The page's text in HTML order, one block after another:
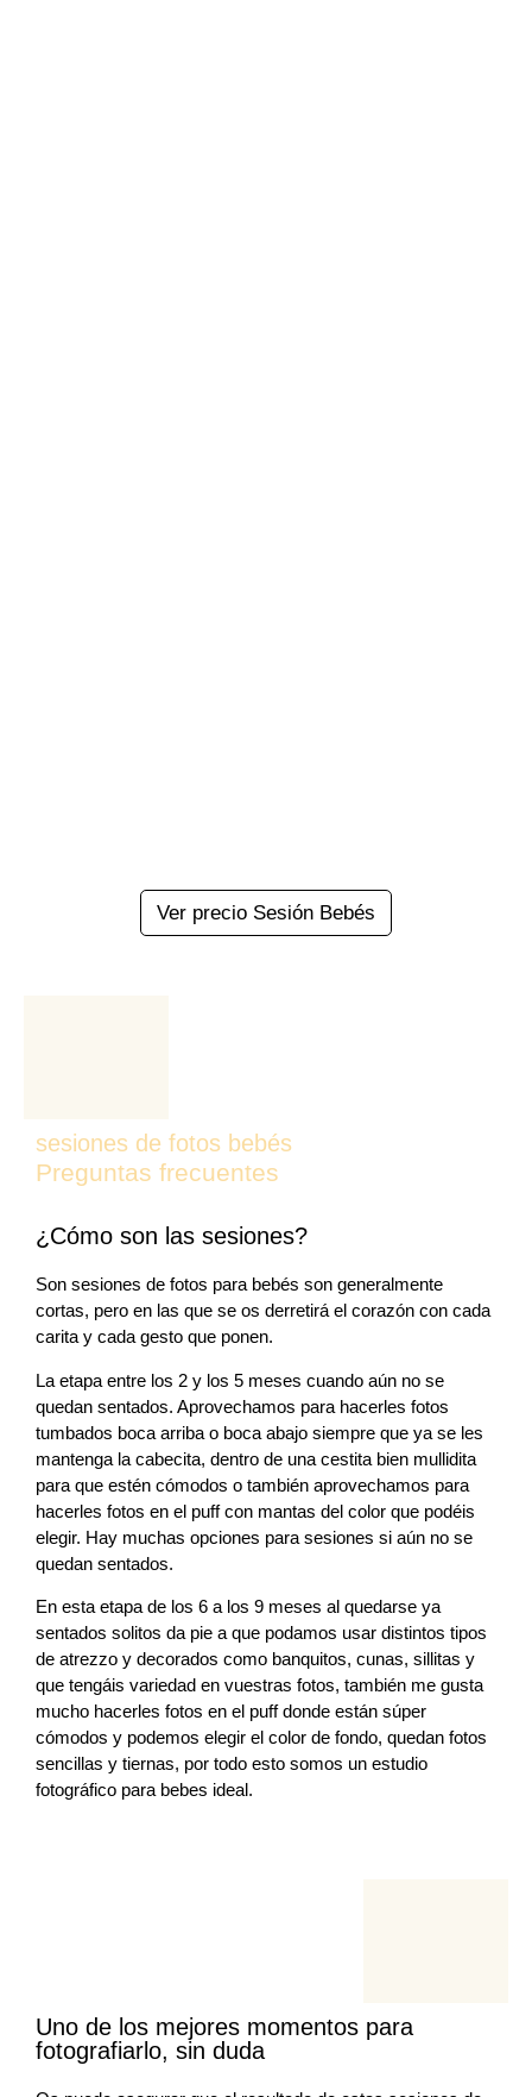
Ver precio Sesión Bebés
sesiones de fotos bebés
Preguntas frecuentes
¿Cómo son las sesiones?
Son sesiones de fotos para bebés son generalmente
cortas, pero en las que se os derretirá el corazón con cada
carita y cada gesto que ponen.
La etapa entre los 2 y los 5 meses cuando aún no se
quedan sentados. Aprovechamos para hacerles fotos
tumbados boca arriba o boca abajo siempre que ya se les
mantenga la cabecita, dentro de una cestita bien mullidita
para que estén cómodos o también aprovechamos para
hacerles fotos en el puff con mantas del color que podéis
elegir. Hay muchas opciones para sesiones si aún no se
quedan sentados.
En esta etapa de los 6 a los 9 meses al quedarse ya
sentados solitos da pie a que podamos usar distintos tipos
de atrezzo y decorados como banquitos, cunas, sillitas y
que tengáis variedad en vuestras fotos, también me gusta
mucho hacerles fotos en el puff donde están súper
cómodos y podemos elegir el color de fondo, quedan fotos
sencillas y tiernas, por todo esto somos un estudio
fotográfico para bebes ideal.
Uno de los mejores momentos para
fotografiarlo, sin duda